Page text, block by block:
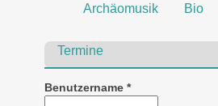
Archäomusik Bio
Termine
Benutzername*